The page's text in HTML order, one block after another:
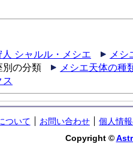
シャルル・メシエ
メシ
別の分類
メシエ天体の種
ス
ついて お問い合わせ
個人情
Copyright ©